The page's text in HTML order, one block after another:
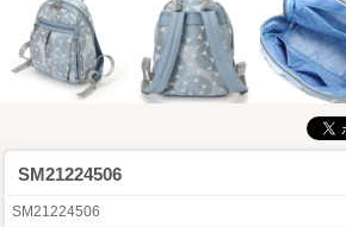
SM21224506
SM21224506